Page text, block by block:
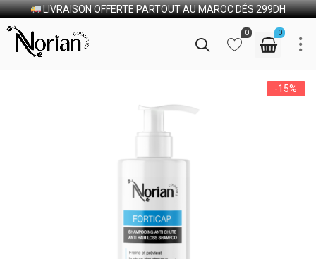
LIVRAISON OFFERTE PARTOUT AU MAROC DÉS 299DH
0
0
-15%